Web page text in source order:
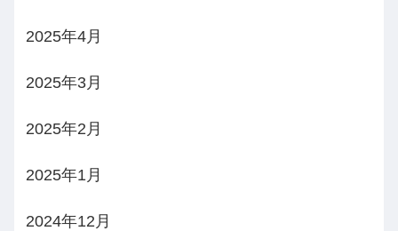
2025年4月
2025年3月
2025年2月
2025年1月
2024年12月